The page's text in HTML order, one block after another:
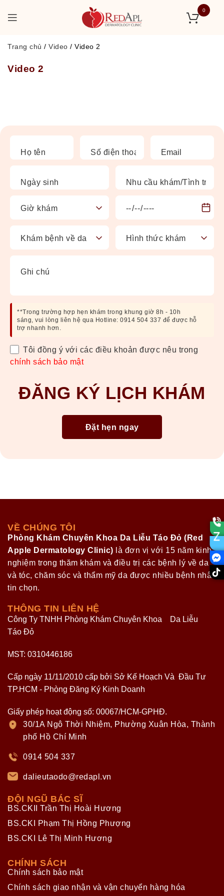
0
Trang chủ / Video / Video 2
Video 2
**Trong trường hợp hẹn khám trong khung giờ 8h - 10h
sáng, vui lòng liên hệ qua Hotline: 0914 504 337 để được hỗ
trợ nhanh hơn.
Tôi đồng ý với các điều khoản được nêu trong
chính sách bảo mật
ĐĂNG KÝ LỊCH KHÁM
VỀ CHÚNG TÔI
Phòng Khám Chuyên Khoa Da Liễu Táo Đỏ (Red
Apple Dermatology Clinic) là đơn vị với 15 năm kinh
nghiệm trong thăm khám và điều trị các bệnh lý về da
và tóc, chăm sóc và thẩm mỹ da được nhiều bệnh nhân
tin chọn.
THÔNG TIN LIÊN HỆ
Công Ty TNHH Phòng Khám Chuyên Khoa Da Liễu
Táo Đỏ
MST: 0310446186
Cấp ngày 11/11/2010 cấp bởi Sở Kế Hoạch Và Đầu Tư
TP.HCM - Phòng Đăng Ký Kinh Doanh
Giấy phép hoạt động số: 00067/HCM-GPHĐ.
30/1A Ngô Thời Nhiệm, Phường Xuân Hòa, Thành
phố Hồ Chí Minh
0914 504 337
dalieutaodo@redapl.vn
ĐỘI NGŨ BÁC SĨ
BS.CKII Trần Thị Hoài Hương
BS.CKI Phạm Thị Hồng Phượng
BS.CKI Lê Thị Minh Hương
CHÍNH SÁCH
Chính sách bảo mật
Chính sách giao nhận và vận chuyển hàng hóa